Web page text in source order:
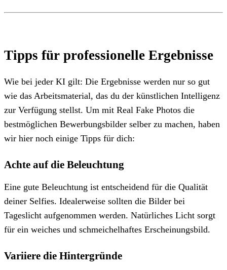
Tipps für professionelle Ergebnisse
Wie bei jeder KI gilt: Die Ergebnisse werden nur so gut
wie das Arbeitsmaterial, das du der künstlichen Intelligenz
zur Verfügung stellst. Um mit Real Fake Photos die
bestmöglichen Bewerbungsbilder selber zu machen, haben
wir hier noch einige Tipps für dich:
Achte auf die Beleuchtung
Eine gute Beleuchtung ist entscheidend für die Qualität
deiner Selfies. Idealerweise sollten die Bilder bei
Tageslicht aufgenommen werden. Natürliches Licht sorgt
für ein weiches und schmeichelhaftes Erscheinungsbild.
Variiere die Hintergründe